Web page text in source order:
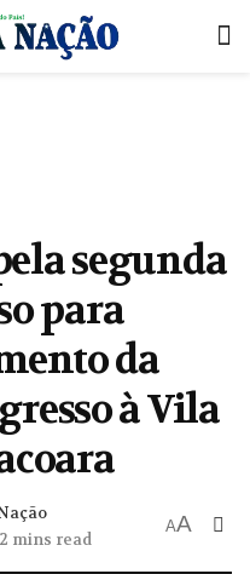
segunda
para
da
à Vila
2 mins read
AA